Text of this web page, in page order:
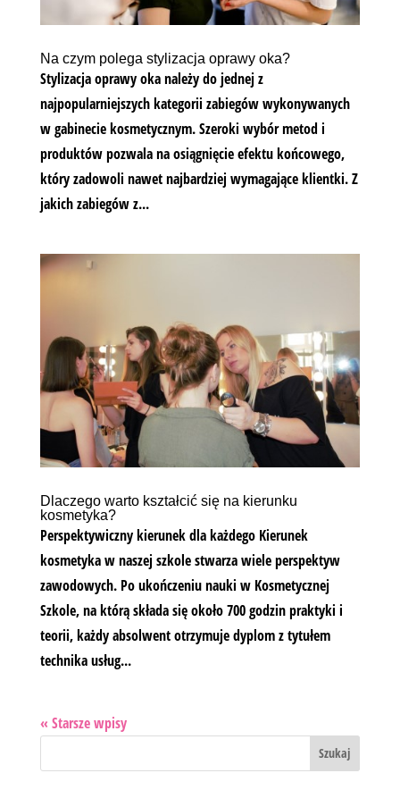
Na czym polega stylizacja oprawy oka?
Stylizacja oprawy oka należy do jednej z
najpopularniejszych kategorii zabiegów wykonywanych
w gabinecie kosmetycznym. Szeroki wybór metod i
produktów pozwala na osiągnięcie efektu końcowego,
który zadowoli nawet najbardziej wymagające klientki. Z
jakich zabiegów z...
Dlaczego warto kształcić się na kierunku
kosmetyka?
Perspektywiczny kierunek dla każdego Kierunek
kosmetyka w naszej szkole stwarza wiele perspektyw
zawodowych. Po ukończeniu nauki w Kosmetycznej
Szkole, na którą składa się około 700 godzin praktyki i
teorii, każdy absolwent otrzymuje dyplom z tytułem
technika usług...
« Starsze wpisy